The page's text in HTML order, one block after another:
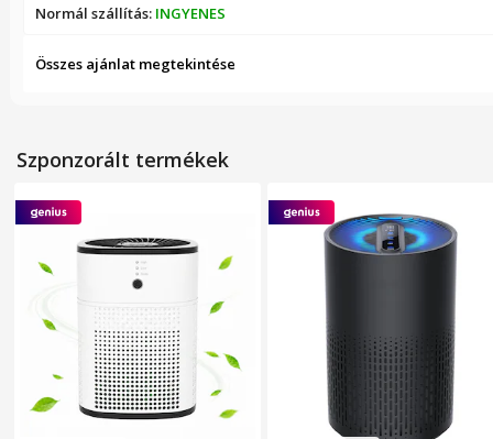
Normál szállítás: INGYENES
Összes ajánlat megtekintése
Szponzorált termékek